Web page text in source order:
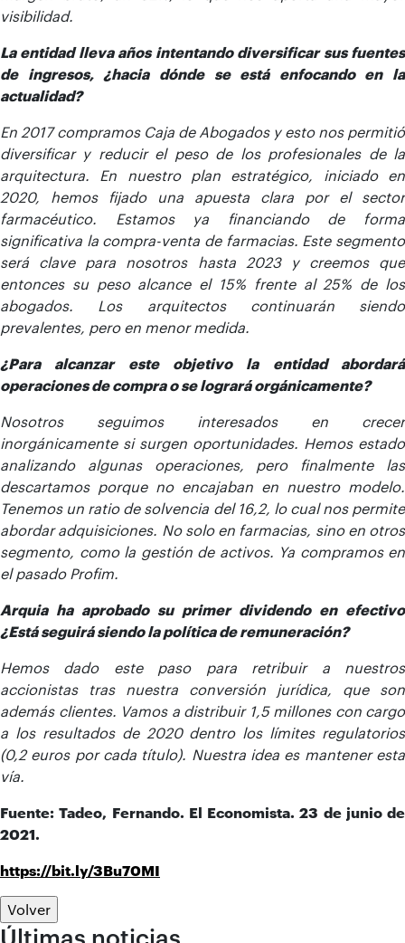
visibilidad.
La entidad lleva años intentando diversificar sus fuentes
de ingresos, ¿hacia dónde se está enfocando en la
actualidad?
En 2017 compramos Caja de Abogados y esto nos permitió
diversificar y reducir el peso de los profesionales de la
arquitectura. En nuestro plan estratégico, iniciado en
2020, hemos fijado una apuesta clara por el sector
farmacéutico. Estamos ya financiando de forma
significativa la compra-venta de farmacias. Este segmento
será clave para nosotros hasta 2023 y creemos que
entonces su peso alcance el 15% frente al 25% de los
abogados. Los arquitectos continuarán siendo
prevalentes, pero en menor medida.
¿Para alcanzar este objetivo la entidad abordará
operaciones de compra o se logrará orgánicamente?
Nosotros seguimos interesados en crecer
inorgánicamente si surgen oportunidades. Hemos estado
analizando algunas operaciones, pero finalmente las
descartamos porque no encajaban en nuestro modelo.
Tenemos un ratio de solvencia del 16,2, lo cual nos permite
abordar adquisiciones. No solo en farmacias, sino en otros
segmento, como la gestión de activos. Ya compramos en
el pasado Profim.
Arquia ha aprobado su primer dividendo en efectivo
¿Está seguirá siendo la política de remuneración?
Hemos dado este paso para retribuir a nuestros
accionistas tras nuestra conversión jurídica, que son
además clientes. Vamos a distribuir 1,5 millones con cargo
a los resultados de 2020 dentro los límites regulatorios
(0,2 euros por cada título). Nuestra idea es mantener esta
vía.
Fuente: Tadeo, Fernando. El Economista. 23 de junio de
2021.
https://bit.ly/3Bu70MI
Volver
Últimas noticias